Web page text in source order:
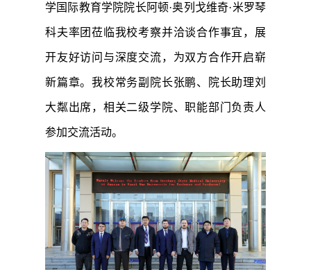
学国际教育学院院长阿顿·奥列戈维奇·米罗琴
科夫率团莅临我校考察并洽谈合作事宜，展
开友好访问与深度交流，为双方合作开启崭
新篇章。我校常务副院长张鹏、院长助理刘
大粼出席，相关二级学院、职能部门负责人
参加交流活动。